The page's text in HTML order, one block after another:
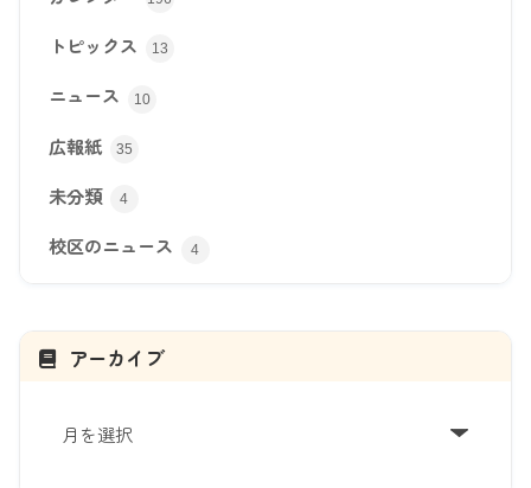
トピックス 13
ニュース 10
広報紙 35
未分類 4
校区のニュース 4
アーカイブ
ア